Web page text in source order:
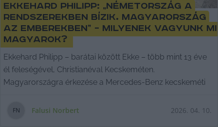
Ekkehard Philipp: „Németország a
rendszerekben bízik. Magyarország
az emberekben” – milyenek vagyunk mi
magyarok?
Ekkehard Philipp – barátai között Ekke – több mint 13 éve
él feleségével, Christianéval Kecskeméten.
Magyarországra érkezése a Mercedes-Benz kecskeméti
FN Falusi Norbert 2026. 04. 10.